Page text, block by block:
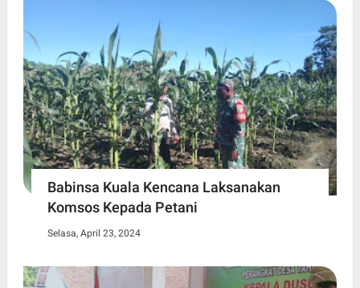
Babinsa Kuala Kencana Laksanakan
Komsos Kepada Petani
Selasa, April 23, 2024